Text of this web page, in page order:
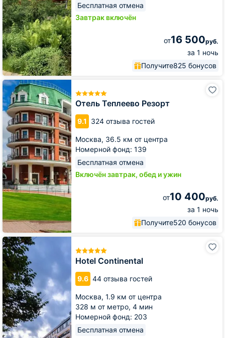
Бесплатная отмена
Завтрак включён
от16 500руб.
за 1 ночь
Получите825 бонусов
Отель Теплеево Резорт
9.1 324 отзыва гостей
Москва, 36.5 км от центра
Номерной фонд: 139
Бесплатная отмена
Включён завтрак, обед и ужин
от10 400руб.
за 1 ночь
Получите520 бонусов
Отель
Теплеево
Резорт
Hotel Continental
9.6 44 отзыва гостей
Москва, 1.9 км от центра
328 м от метро, 4 мин
Номерной фонд: 203
Бесплатная отмена
Hotel
Continental